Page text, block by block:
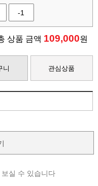
-1
상품 금액 109,000원
니 관심상품
실 수 있습니다